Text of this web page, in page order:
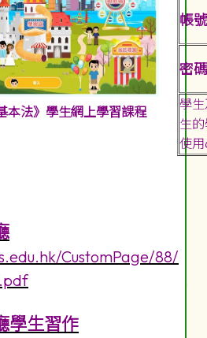
本法》學生網上學習課程
帳
密
學
生
使
CustomPage/88/
學生習作